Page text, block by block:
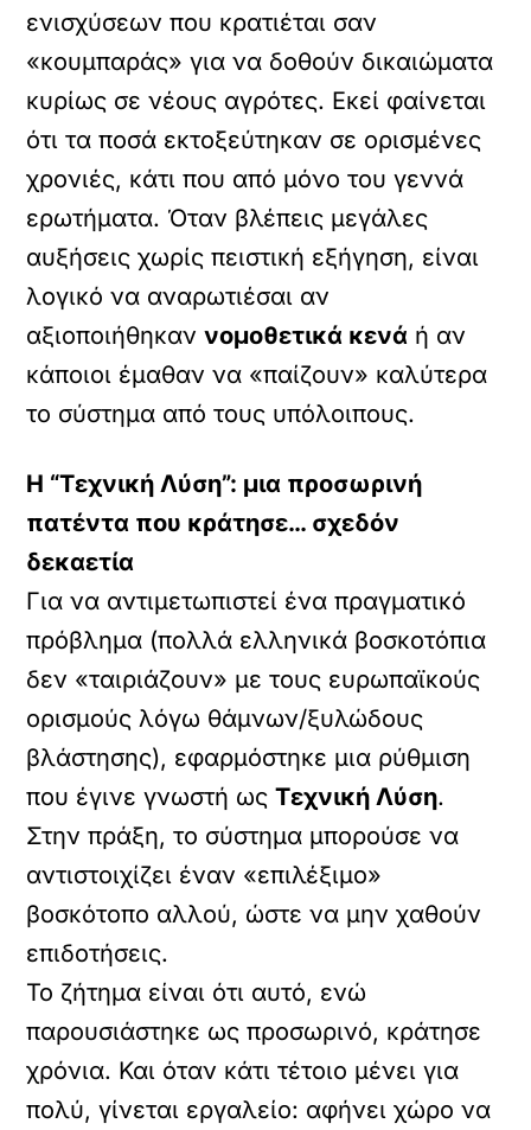
ενισχύσεων που κρατιέται σαν
«κουμπαράς» για να δοθούν δικαιώματα
κυρίως σε νέους αγρότες. Εκεί φαίνεται
ότι τα ποσά εκτοξεύτηκαν σε ορισμένες
χρονιές, κάτι που από μόνο του γεννά
ερωτήματα. Όταν βλέπεις μεγάλες
αυξήσεις χωρίς πειστική εξήγηση, είναι
λογικό να αναρωτιέσαι αν
αξιοποιήθηκαννομοθετικά κενά ή αν
κάποιοι έμαθαν να «παίζουν» καλύτερα
το σύστημα από τους υπόλοιπους.
Η “Τεχνική Λύση”: μια προσωρινή
πατέντα που κράτησε… σχεδόν
δεκαετία
Για να αντιμετωπιστεί ένα πραγματικό
πρόβλημα (πολλά ελληνικά βοσκοτόπια
δεν «ταιριάζουν» με τους ευρωπαϊκούς
ορισμούς λόγω θάμνων/ξυλώδους
βλάστησης), εφαρμόστηκε μια ρύθμιση
που έγινε γνωστή ωςΤεχνική Λύση.
Στην πράξη, το σύστημα μπορούσε να
αντιστοιχίζει έναν «επιλέξιμο»
βοσκότοπο αλλού, ώστε να μην χαθούν
επιδοτήσεις.
Το ζήτημα είναι ότι αυτό, ενώ
παρουσιάστηκε ως προσωρινό, κράτησε
χρόνια. Και όταν κάτι τέτοιο μένει για
πολύ, γίνεται εργαλείο: αφήνει χώρο να